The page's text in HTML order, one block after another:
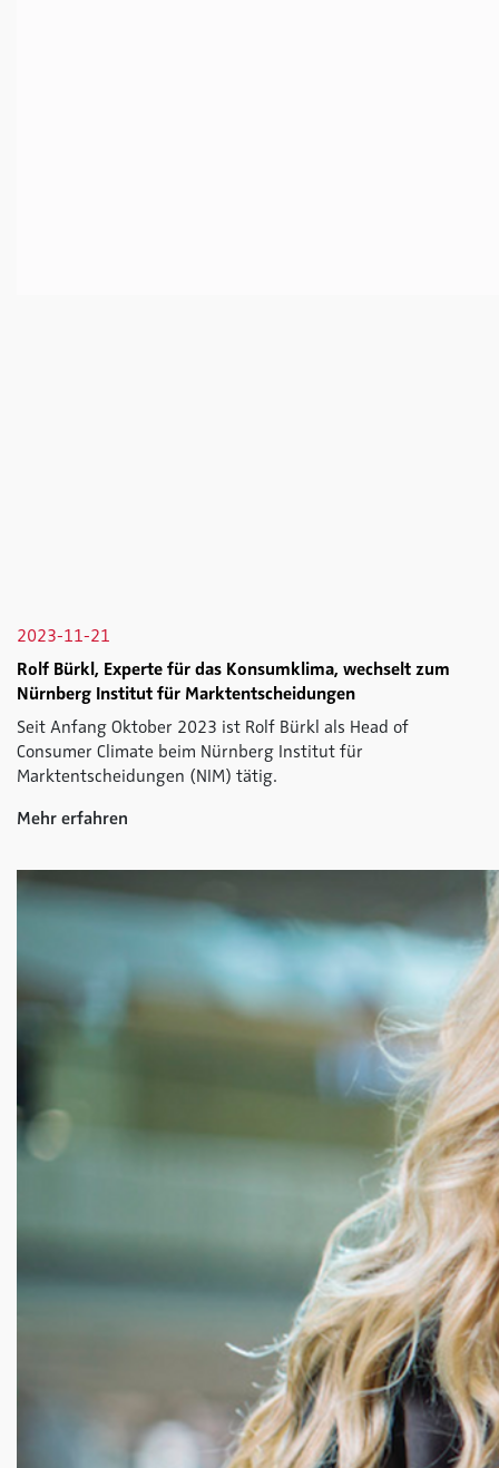
2023-11-21
Rolf Bürkl, Experte für das Konsumklima, wechselt zum
Nürnberg Institut für Marktentscheidungen
Seit Anfang Oktober 2023 ist Rolf Bürkl als Head of
Consumer Climate beim Nürnberg Institut für
Marktentscheidungen (NIM) tätig.
Mehr erfahren